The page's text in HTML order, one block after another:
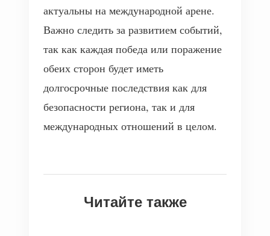
актуальны на международной арене.
Важно следить за развитием событий,
так как каждая победа или поражение
обеих сторон будет иметь
долгосрочные последствия как для
безопасности региона, так и для
международных отношений в целом.
Читайте также